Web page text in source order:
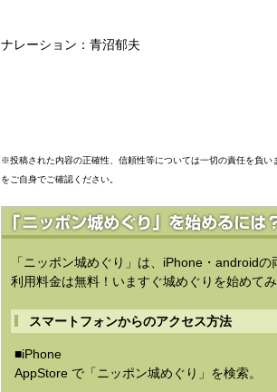
ナレーション：青沼郁夫
※投稿された内容の正確性、信頼性等については一切の責任を負
をご自身でご確認ください。
「ニッポン城めぐり」は、iPhone・androidの
利用料金は無料！いますぐ城めぐりを始めてみ
スマートフォンからのアクセス方法
■iPhone
AppStore で「ニッポン城めぐり」を検索。